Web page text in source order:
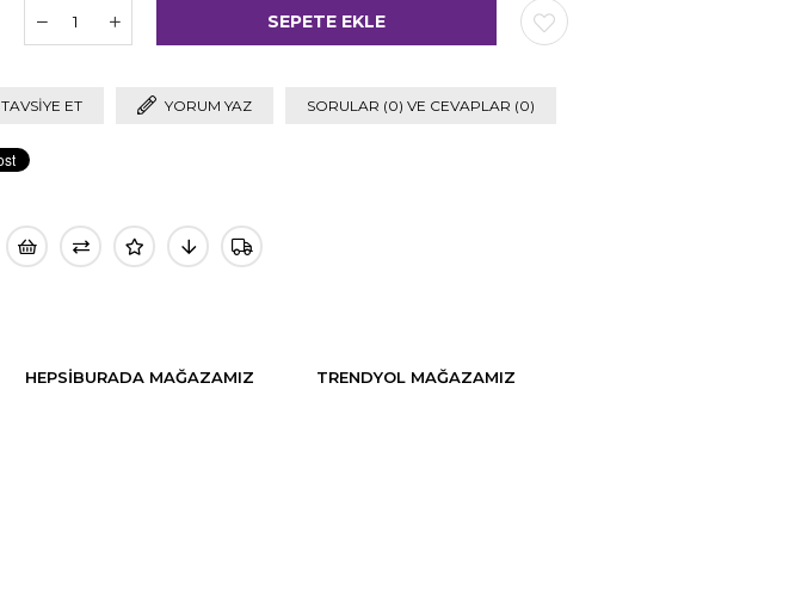
TAVSIYE ET YORUM YAZ SORULAR (0) VE CEVAPLAR (0)
HEPSIBURADA MAĞAZAMIZ TRENDYOL MAĞAZAMIZ